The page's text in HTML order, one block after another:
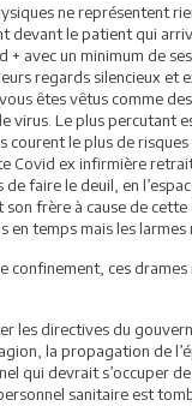
ne représentent
devant le patient qui
+ avec un minimum de
regards silencieux et
êtes vêtus comme
virus. Le plus percutant
courent le plus de
Covid ex infirmière
de faire le deuil, en
son frère à cause de
en temps mais les larmes
confinement, ces
les directives du
la propagation de
qui devrait s’occuper
sanitaire est